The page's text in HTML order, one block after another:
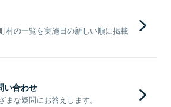
村の一覧を実施日の新しい順に掲載
い合わせ
な疑問にお答えします。